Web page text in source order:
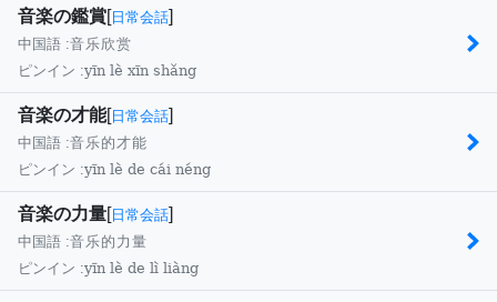
音楽の鑑賞[ 日常会話]
中国語 :音乐欣赏
ピンイン :yīn lè xīn shǎng
音楽の才能[ 日常会話]
中国語 :音乐的才能
ピンイン :yīn lè de cái néng
音楽の力量[ 日常会話]
中国語 :音乐的力量
ピンイン :yīn lè de lì liàng